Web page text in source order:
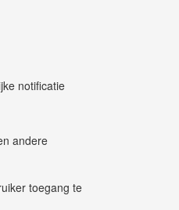
notificatie
andere
toegang te